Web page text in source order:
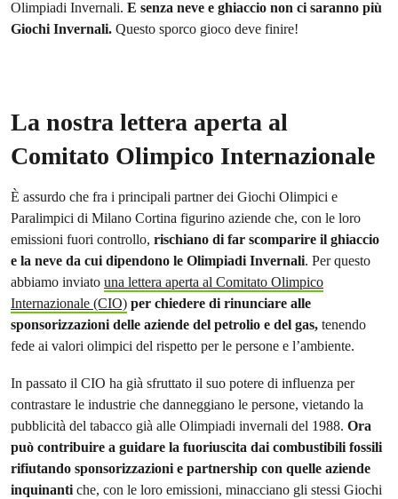
Olimpiadi Invernali. E senza neve e ghiaccio non ci saranno più
Giochi Invernali. Questo sporco gioco deve finire!
La nostra lettera aperta al
Comitato Olimpico Internazionale
È assurdo che fra i principali partner dei Giochi Olimpici e
Paralimpici di Milano Cortina figurino aziende che, con le loro
emissioni fuori controllo, rischiano di far scomparire il ghiaccio
e la neve da cui dipendono le Olimpiadi Invernali. Per questo
abbiamo inviato una lettera aperta al Comitato Olimpico
Internazionale (CIO) per chiedere di rinunciare alle
sponsorizzazioni delle aziende del petrolio e del gas, tenendo
fede ai valori olimpici del rispetto per le persone e l’ambiente.
In passato il CIO ha già sfruttato il suo potere di influenza per
contrastare le industrie che danneggiano le persone, vietando la
pubblicità del tabacco già alle Olimpiadi invernali del 1988. Ora
può contribuire a guidare la fuoriuscita dai combustibili fossili
rifiutando sponsorizzazioni e partnership con quelle aziende
inquinanti che, con le loro emissioni, minacciano gli stessi Giochi